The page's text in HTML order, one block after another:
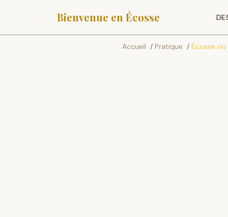
Bienvenue en Écosse
Accueil / Pratique / Écosse